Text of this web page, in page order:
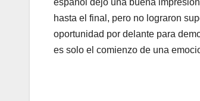
hasta el final, pero no lograron
oportunidad por delante para
es solo el comienzo de una